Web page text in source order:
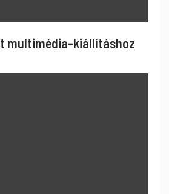
multimédia-kiállításhoz